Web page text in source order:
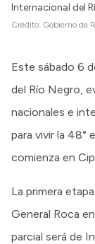
Internacional del
Crédito: Gobierno de
Este sábado 6
del Río Negro,
nacionales e
para vivir la 48°
comienza en
La primera
General Roca
parcial será de